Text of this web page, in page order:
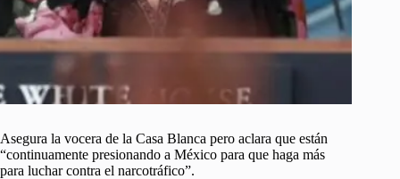
Asegura la vocera de la Casa Blanca pero aclara que están
“continuamente presionando a México para que haga más
para luchar contra el narcotráfico”.